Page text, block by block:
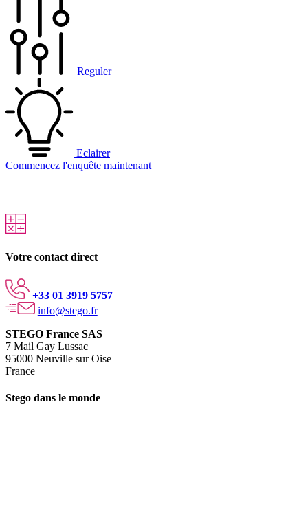
Reguler
Eclairer
Commencez l'enquête maintenant
Votre contact direct
+33 01 3919 5757
info@stego.fr
STEGO France SAS
7 Mail Gay Lussac
95000 Neuville sur Oise
France
Stego dans le monde